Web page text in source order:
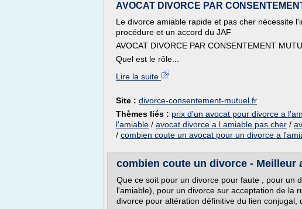
AVOCAT DIVORCE PAR
Le divorce amiable rapide et pas cher nécessite
procédure et un accord du JAF
AVOCAT DIVORCE PAR CONSENTEMENT
Quel est le rôle...
Lire la suite
Site : divorce-consentement-mutuel.fr
Thèmes liés : prix d'un avocat pour divorce a
l'amiable / avocat divorce a l amiable pas cher /
/ combien coute un avocat pour un divorce a
combien coute un divorce - Meilleur
Que ce soit pour un divorce pour faute , pour un
l'amiable), pour un divorce sur acceptation de la
divorce pour altération définitive du lien conjugal,